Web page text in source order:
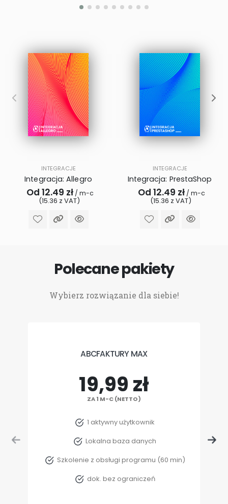
INTEGRACJE
Integracja: Allegro
Od 12.49 zł / m-c
(15.36 z VAT)
INTEGRACJE
Integracja: PrestaShop
Od 12.49 zł / m-c
(15.36 z VAT)
Polecane pakiety
Wybierz rozwiązanie dla siebie!
ABCFAKTURY MAX
19,99 zł
ZA 1 M-C (NETTO)
1 aktywny użytkownik
Lokalna baza danych
Szkolenie z obsługi programu (60 min)
dok. bez ograniczeń